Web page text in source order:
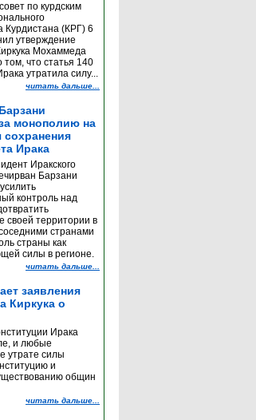
по курдским
Курдистана (КРГ) 6
утверждение
Мохаммеда
что статья 140
утратила силу...
читать дальше...
монополию на
Ирака
Иракского
Барзани
контроль над
своей территории в
странами
страны как
силы в регионе.
читать дальше...
заявления
Киркука о
Ирака
и любые
утрате силы
и
общин
читать дальше...